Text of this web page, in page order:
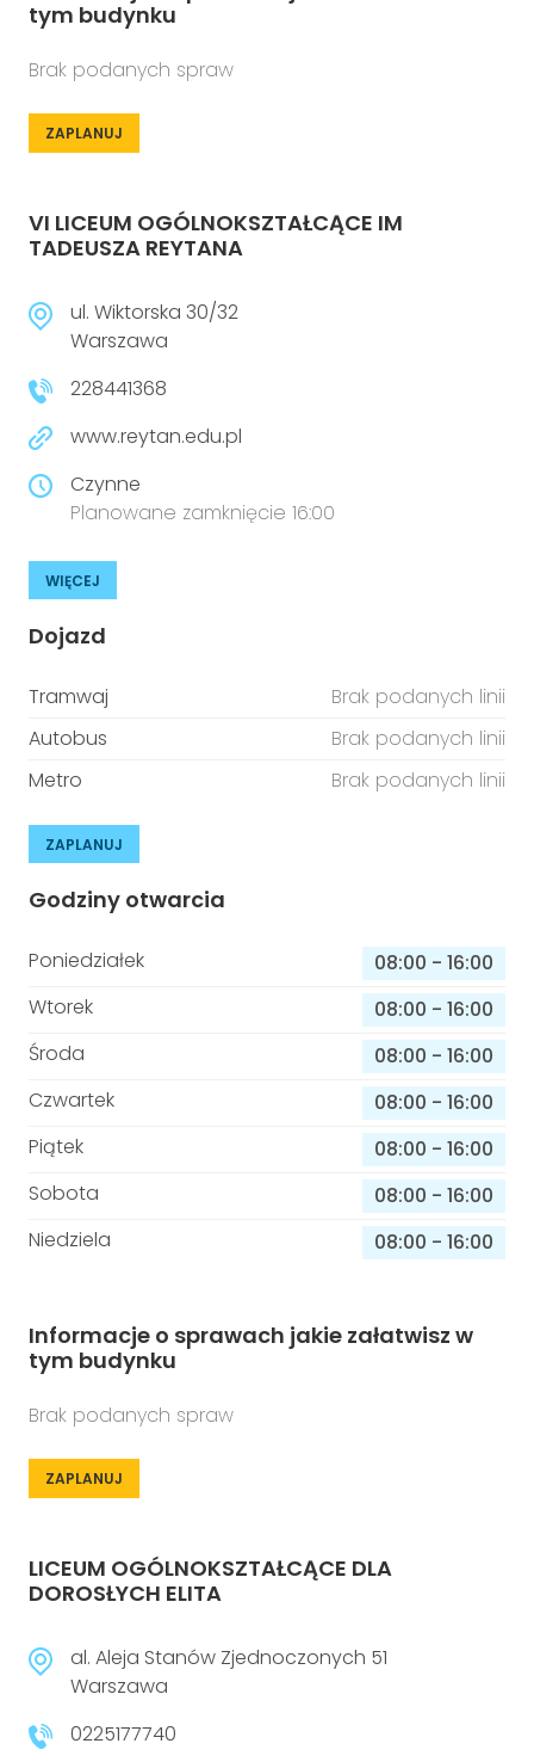
tym budynku
Brak podanych spraw
ZAPLANUJ
VI LICEUM OGÓLNOKSZTAŁCĄCE IM
TADEUSZA REYTANA
ul. Wiktorska 30/32
Warszawa
228441368
www.reytan.edu.pl
Czynne
Planowane zamknięcie 16:00
WIĘCEJ
Dojazd
Tramwaj
Brak podanych linii
Autobus
Brak podanych linii
Metro
Brak podanych linii
ZAPLANUJ
Godziny otwarcia
Poniedziałek 08:00 - 16:00
Wtorek
08:00 - 16:00
Środa
08:00 - 16:00
Czwartek
08:00 - 16:00
Piątek
08:00 - 16:00
Sobota
08:00 - 16:00
Niedziela
08:00 - 16:00
Informacje o sprawach jakie załatwisz w
tym budynku
Brak podanych spraw
ZAPLANUJ
LICEUM OGÓLNOKSZTAŁCĄCE DLA
DOROSŁYCH ELITA
al. Aleja Stanów Zjednoczonych 51
Warszawa
0225177740